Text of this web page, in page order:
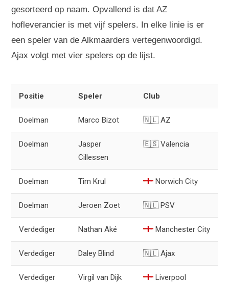
gesorteerd op naam. Opvallend is dat AZ
hofleverancier is met vijf spelers. In elke linie is er
een speler van de Alkmaarders vertegenwoordigd.
Ajax volgt met vier spelers op de lijst.
Positie Speler Club
Doelman Marco Bizot 🇳🇱 AZ
Doelman
Jasper
Cillessen
🇪🇸 Valencia
Doelman Tim Krul Norwich City
Doelman Jeroen Zoet 🇳🇱 PSV
Verdediger Nathan Aké Manchester City
Verdediger Daley Blind 🇳🇱 Ajax
Verdediger Virgil van Dijk Liverpool